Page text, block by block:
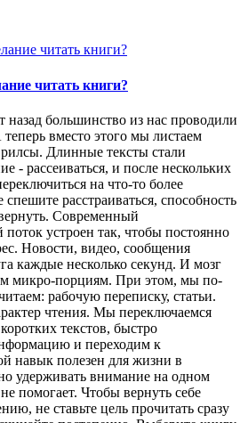
читать книги?
назад большинство из нас проводили
вместо этого мы листаем
Длинные тексты стали
- рассеиваться, и после нескольких
на что-то более
расстраиваться, способность
Современный
устроен так, чтобы постоянно
Новости, видео, сообщения
каждые несколько секунд. И мозг
микро-порциям. При этом, мы по-
рабочую переписку, статьи.
чтения. Мы переключаемся
текстов, быстро
и переходим к
навык полезен для жизни в
удерживать внимание на одном
помогает. Чтобы вернуть себе
не ставьте цель прочитать сразу